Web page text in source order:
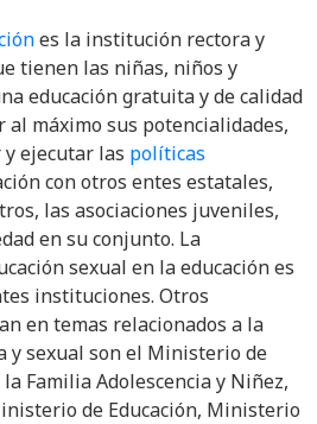
es la institución rectora y
tienen las niñas, niños y
educación gratuita y de calidad
máximo sus potencialidades,
y ejecutar las políticas
con otros entes estatales,
las asociaciones juveniles,
en su conjunto. La
sexual en la educación es
instituciones. Otros
en temas relacionados a la
y sexual son el Ministerio de
Familia Adolescencia y Niñez,
de Educación, Ministerio